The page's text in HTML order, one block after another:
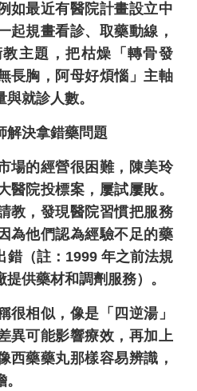
如最近有醫院計畫設立中
起規畫看診、取藥動線，
主題，把枯燥「轉骨發
長胸，阿母好煩惱」主軸
就診人數。
解決拿錯藥問題
場的經營很困難，陳美玲
醫院投標案，屢試屢敗。
教，發現醫院習慣把服務
為他們認為經驗不足的藥
錯（註：1999 年之前法規
供藥材和調劑服務）。
很相似，像是「四逆湯」
異可能影響療效，再加上
西藥藥丸那樣容易辨識，